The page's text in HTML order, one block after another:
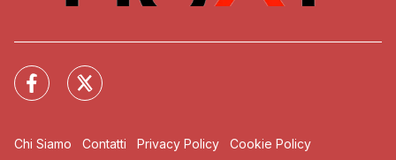
Chi Siamo Contatti Privacy Policy
Cookie Policy